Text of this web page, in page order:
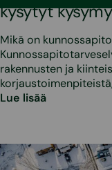
kysytyt
Mikä on
rakennusten ja
Lue lisää